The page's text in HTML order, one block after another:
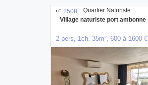
n° 2508
Village naturiste port ambonne
2 pers, 1ch, 35m², 600 à 1600 €
Quartier Naturiste